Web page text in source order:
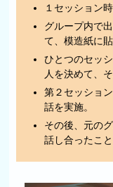
１セッション
グループ内で
て、模造紙に
ひとつのセッ
人を決めて、
第２セッショ
話を実施。
その後、元の
話し合ったこと